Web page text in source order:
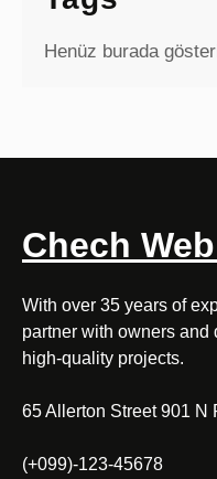
Henüz burada
Chech
With over 35 years of
partner with owners and
high-quality projects.
65 Allerton Street 901 N
(+099)-123-45678